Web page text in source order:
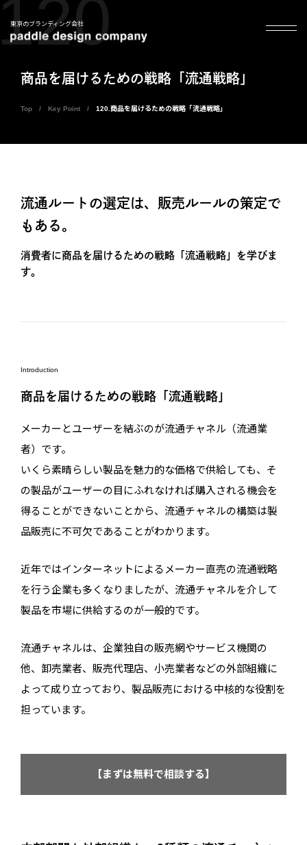
東京のブランディング会社
商品を届けるための戦略「流通戦略」
Top Key Point 120.商品を届けるための戦略「流通戦略」
流通ルートの選定は、販売ルールの策定で
もある。
消費者に商品を届けるための戦略「流通戦略」を学びま
す。
Introduction
商品を届けるための戦略「流通戦略」
メーカーとユーザーを結ぶのが流通チャネル（流通業
者）です。
いくら素晴らしい製品を魅力的な価格で供給しても、そ
の製品がユーザーの目にふれなければ購入される機会を
得ることができないことから、流通チャネルの構築は製
品販売に不可欠であることがわかります。
近年ではインターネットによるメーカー直売の流通戦略
を行う企業も多くなりましたが、流通チャネルを介して
製品を市場に供給するのが一般的です。
流通チャネルは、企業独自の販売網やサービス機関の
他、卸売業者、販売代理店、小売業者などの外部組織に
よって成り立っており、製品販売における中核的な役割を
担っています。
【まずは無料で相談する】